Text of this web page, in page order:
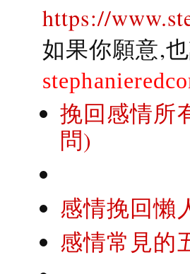
https://
如果你願意,
挽回感情所
問)
感情挽回懶
感情常見的